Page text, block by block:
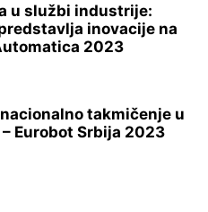
u službi industrije:
inovacije na
2023
takmičenje u
Eurobot Srbija 2023